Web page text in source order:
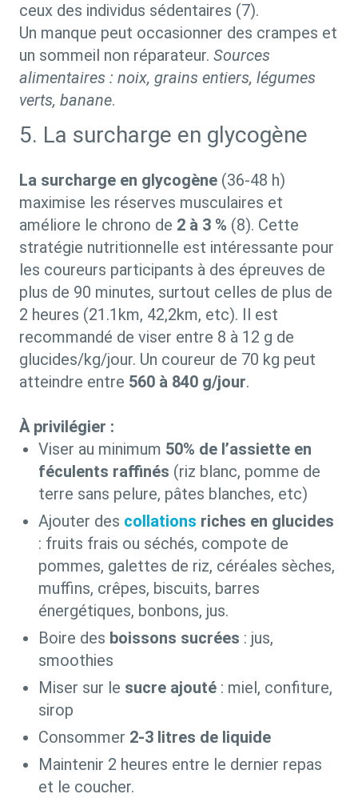
ceux des individus sédentaires (7).
Un manque peut occasionner des crampes et
un sommeil non réparateur. Sources
alimentaires : noix, grains entiers, légumes
verts, banane.
5. La surcharge en glycogène
La surcharge en glycogène (36-48 h)
maximise les réserves musculaires et
améliore le chrono de 2 à 3 % (8). Cette
stratégie nutritionnelle est intéressante pour
les coureurs participants à des épreuves de
plus de 90 minutes, surtout celles de plus de
2 heures (21.1km, 42,2km, etc). Il est
recommandé de viser entre 8 à 12 g de
glucides/kg/jour. Un coureur de 70 kg peut
atteindre entre 560 à 840 g/jour.
À privilégier :
Viser au minimum 50% de l’assiette en
féculents raffinés (riz blanc, pomme de
terre sans pelure, pâtes blanches, etc)
Ajouter des collations riches en glucides
: fruits frais ou séchés, compote de
pommes, galettes de riz, céréales sèches,
muffins, crêpes, biscuits, barres
énergétiques, bonbons, jus.
Boire des boissons sucrées : jus,
smoothies
Miser sur le sucre ajouté : miel, confiture,
sirop
Consommer 2-3 litres de liquide
Maintenir 2 heures entre le dernier repas
et le coucher.